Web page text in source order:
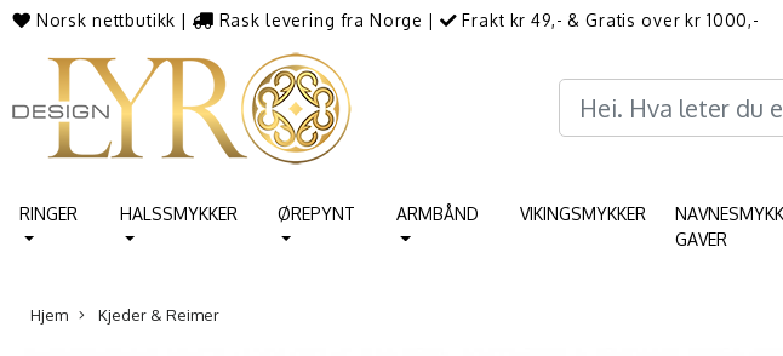
Norsk nettbutikk | Rask levering fra Norge | Frakt kr 49,- & Gratis over kr 1000,-
RINGER HALSSMYKKER ØREPYNT ARMBÅND VIKINGSMYKKER
GAVER
Hjem Kjeder & Reimer